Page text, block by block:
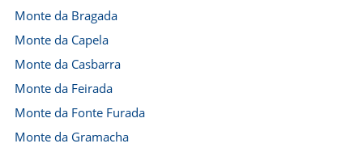
Monte da Bragada
Monte da Capela
Monte da Casbarra
Monte da Feirada
Monte da Fonte Furada
Monte da Gramacha